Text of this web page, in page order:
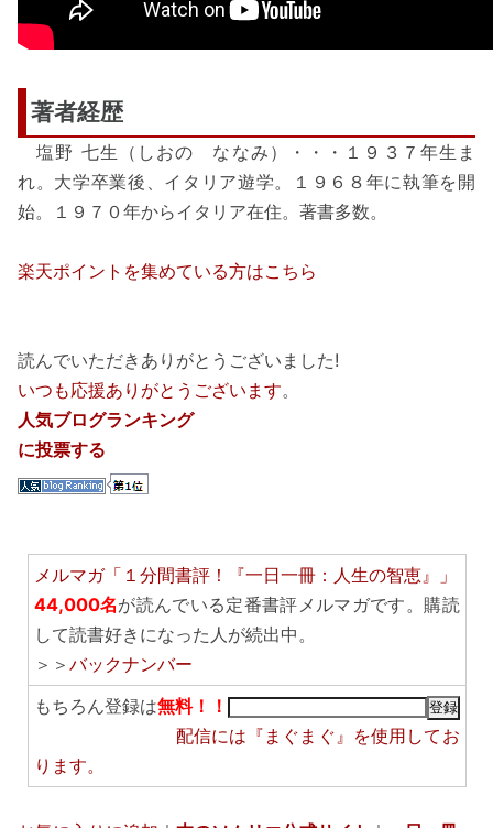
著者経歴
塩野 七生（しおの ななみ）・・・１９３７年生ま
れ。大学卒業後、イタリア遊学。１９６８年に執筆を開
始。１９７０年からイタリア在住。著書多数。
楽天ポイントを集めている方はこちら
読んでいただきありがとうございました!
いつも応援ありがとうございます。
人気ブログランキング
に投票する
メルマガ「１分間書評！『一日一冊：人生の智恵』」
44,000名が読んでいる定番書評メルマガです。購読
して読書好きになった人が続出中。
＞＞ バックナンバー
もちろん登録は無料！！
配信には 『まぐまぐ』 を使用してお
ります。